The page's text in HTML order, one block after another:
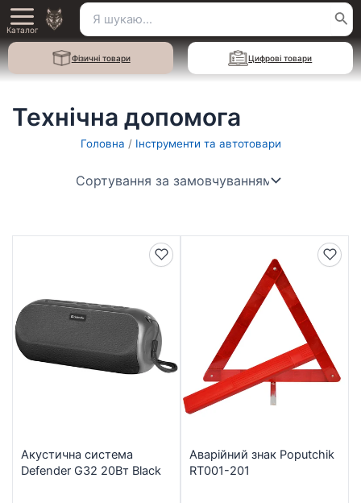
Перейти
до
вмісту
Main
Menu
Каталог
Пошук
для:
Фізичні товари Цифрові товари
Технічна допомога
Головна / Інструменти та автотовари
Акустична система
Defender G32 20Вт Black
Аварійний знак Poputchik
RT001-201